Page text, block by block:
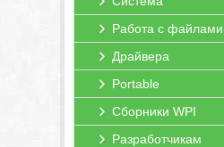
Работа с файлами
Драйвера
Portable
Сборники WPI
Разработчикам